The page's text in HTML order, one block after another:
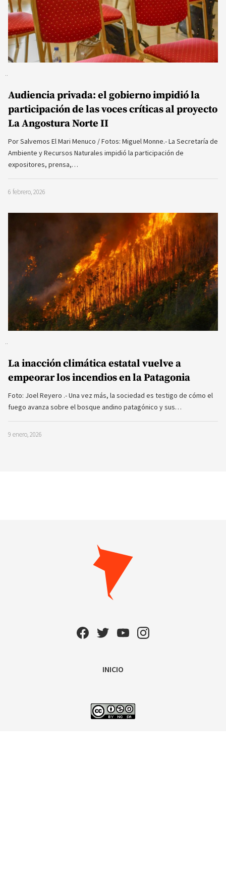
Audiencia privada: el gobierno impidió la
participación de las voces críticas al proyecto
La Angostura Norte II
Por Salvemos El Mari Menuco / Fotos: Miguel Monne.- La Secretaría de
Ambiente y Recursos Naturales impidió la participación de
expositores, prensa,…
6 febrero, 2026
La inacción climática estatal vuelve a
empeorar los incendios en la Patagonia
Foto: Joel Reyero .- Una vez más, la sociedad es testigo de cómo el
fuego avanza sobre el bosque andino patagónico y sus…
9 enero, 2026
INICIO